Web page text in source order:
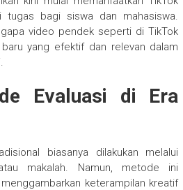
tugas bagi siswa dan mahasiswa.
video pendek seperti di TikTok
yang efektif dan relevan dalam
Evaluasi di Era
biasanya dilakukan melalui
makalah. Namun, metode ini
keterampilan kreatif